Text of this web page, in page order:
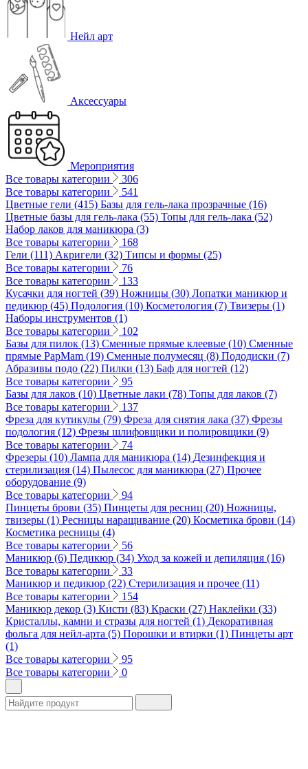
Нейл арт
Аксессуары
Мероприятия
Все товары категории
306
Все товары категории
541
Цветные гели (415) Базы для гель-лака прозрачные (16)
Цветные базы для гель-лака (55) Топы для гель-лака (52)
Набор лаков для маникюра (3)
Все товары категории
168
Гели (111) Акригели (32) Типсы и формы (25)
Все товары категории
76
Все товары категории
133
Кусачки для ногтей (39) Ножницы (30) Лопатки маникюр и
педикюр (45) Подология (10) Косметология (7) Твизеры (1)
Наборы инструментов (1)
Все товары категории
102
Базы для пилок (13) Сменные прямые клеевые (10) Сменные
прямые PapMam (19) Сменные полумесяц (8) Пододиски (7)
Абразивы подо (22) Пилки (13) Баф для ногтей (12)
Все товары категории
95
Базы для лаков (10) Цветные лаки (78) Топы для лаков (7)
Все товары категории
137
Фреза для кутикулы (79) Фреза для снятия лака (37) Фрезы
подология (12) Фрезы шлифовщики и полировщики (9)
Все товары категории
74
Фрезеры (10) Лампа для маникюра (14) Дезинфекция и
стерилизация (14) Пылесос для маникюра (27) Прочее
оборудование (9)
Все товары категории
94
Пинцеты брови (35) Пинцеты для ресниц (20) Ножницы,
твизеры (1) Ресницы наращивание (20) Косметика брови (14)
Косметика ресницы (4)
Все товары категории
56
Маникюр (6) Педикюр (34) Уход за кожей и депиляция (16)
Все товары категории
33
Маникюр и педикюр (22) Стерилизация и прочее (11)
Все товары категории
154
Маникюр декор (3) Кисти (83) Краски (27) Наклейки (33)
Кристаллы, камни и стразы для ногтей (1) Декоративная
фольга для нейл-арта (5) Порошки и втирки (1) Пинцеты арт
(1)
Все товары категории
95
Все товары категории
0